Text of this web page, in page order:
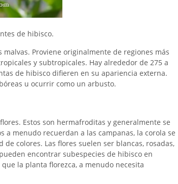
de hibisco.
Proviene originalmente de regiones más
y subtropicales. Hay alrededor de 275 a
de hibisco difieren en su apariencia externa.
u ocurrir como un arbusto.
Estos son hermafroditas y generalmente se
a menudo recuerdan a las campanas, la corola se
colores. Las flores suelen ser blancas, rosadas,
encontrar subespecies de hibisco en
la planta florezca, a menudo necesita